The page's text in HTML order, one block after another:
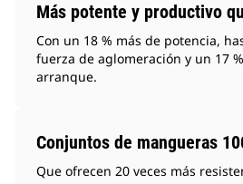
Más potente y productivo
Con un 18 % más de potencia,
fuerza de aglomeración y un 17
arranque.
Conjuntos de mangueras
Que ofrecen 20 veces más